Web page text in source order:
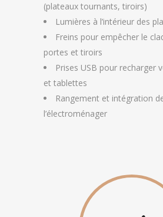
(plateaux tournants, tiroirs)
Lumières à l’intérieur des
Freins pour empêcher le
portes et tiroirs
Prises USB pour recharger
et tablettes
Rangement et intégration
l’électroménager